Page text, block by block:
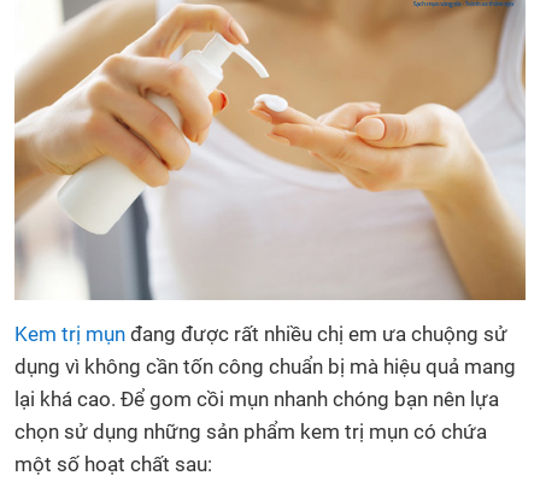
Kem trị mụn đang được rất nhiều chị em ưa chuộng sử
dụng vì không cần tốn công chuẩn bị mà hiệu quả mang
lại khá cao. Để gom cồi mụn nhanh chóng bạn nên lựa
chọn sử dụng những sản phẩm kem trị mụn có chứa
một số hoạt chất sau: